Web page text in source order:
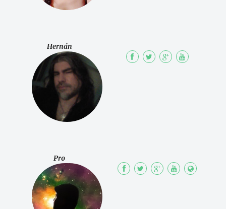
Hernán
Pro